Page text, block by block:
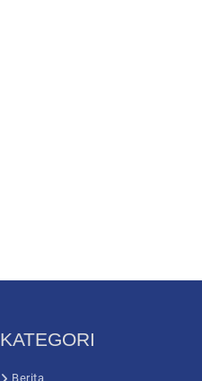
KATEGORI
Berita